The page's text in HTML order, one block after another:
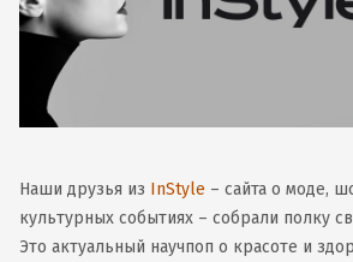
Наши друзья из InStyle – сайта о моде,
культурных событиях – собрали полку
Это актуальный научпоп о красоте и